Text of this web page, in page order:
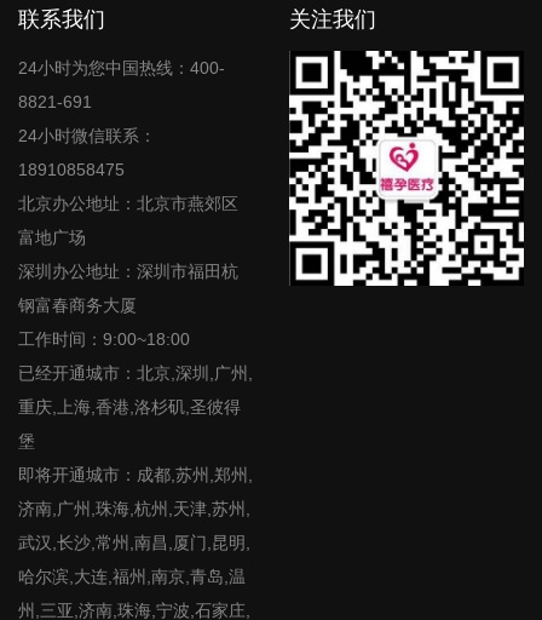
联系我们
24小时为您中国热线：400-
8821-691
24小时微信联系：
18910858475
北京办公地址：北京市燕郊区
富地广场
深圳办公地址：深圳市福田杭
钢富春商务大厦
工作时间：9:00~18:00
已经开通城市：北京,深圳,广州,
重庆,上海,香港,洛杉矶,圣彼得
堡
即将开通城市：成都,苏州,郑州,
济南,广州,珠海,杭州,天津,苏州,
武汉,长沙,常州,南昌,厦门,昆明,
哈尔滨,大连,福州,南京,青岛,温
州,三亚,济南,珠海,宁波,石家庄,
关注我们